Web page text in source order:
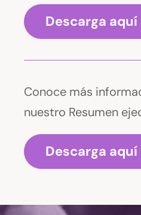
Descarga aquí
Conoce más
nuestro Resumen
Descarga aquí